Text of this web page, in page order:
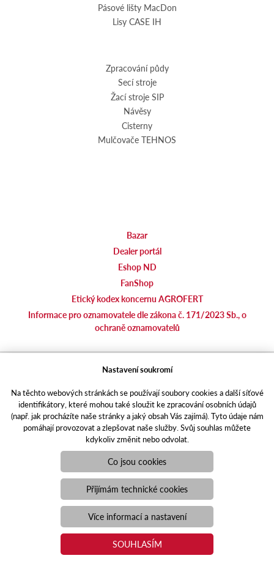
Pásové lišty MacDon
Lisy CASE IH
Zpracování půdy
Secí stroje
Žací stroje SIP
Návěsy
Cisterny
Mulčovače TEHNOS
Bazar
Dealer portál
Eshop ND
FanShop
Etický kodex koncernu AGROFERT
Informace pro oznamovatele dle zákona č. 171/2023 Sb., o
ochraně oznamovatelů
Responzivní webPuxdesign | agrics.cz © 2021
Toto jsou internetové stránky společnosti AGRI CS a. s., se sídlem
v Hustopečích, Hybešova 14, PSČ 69301, IČO 26243334,
zapsané v OR vedeném Krajským soudem v Brně, oddíl B, vložka
3582. Společnost AGRI CS a.s. je členem koncernu AGROFERT
řízeného společností AGROFERT, a.s., IČO 26185610, se sídlem
na adrese Pyšelská 2327/2, Chodov, 149 00 Praha 4.
agrotec.cz
portal.caseklub.cz
shop.agrics.cz
traktorbazar.cz
eshop.agrics.cz/cs
a-finance.cz
Nastavení soukromí
Na těchto webových stránkách se používají soubory cookies a další síťové
identifikátory, které mohou také sloužit ke zpracování osobních údajů
(např. jak procházíte naše stránky a jaký obsah Vás zajímá). Tyto údaje nám
pomáhají provozovat a zlepšovat naše služby. Svůj souhlas můžete
kdykoliv změnit nebo odvolat.
Co jsou cookies
Přijímám technické cookies
Více informací a nastavení
SOUHLASÍM